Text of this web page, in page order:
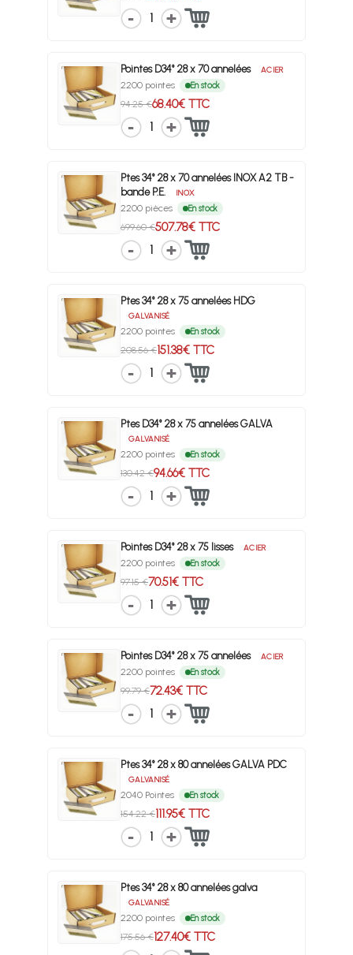
1
Pointes D34° 28 x 70 annelées ACIER
2200 pointes En stock
94.25 €68.40€ TTC
1
Ptes 34° 28 x 70 annelées INOX A2 TB -
bande P.E.
INOX
2200 pièces En stock
699.60 €507.78€ TTC
1
Ptes 34° 28 x 75 annelées HDG
GALVANISÉ
2200 pointes En stock
208.56 €151.38€ TTC
1
Ptes D34° 28 x 75 annelées GALVA
GALVANISÉ
2200 pointes En stock
130.42 €94.66€ TTC
1
Pointes D34° 28 x 75 lisses ACIER
2200 pointes En stock
97.15 €70.51€ TTC
1
Pointes D34° 28 x 75 annelées ACIER
2200 pointes En stock
99.79 €72.43€ TTC
1
Ptes 34° 28 x 80 annelées GALVA PDC
GALVANISÉ
2040 Pointes En stock
154.22 €111.95€ TTC
1
Ptes 34° 28 x 80 annelées galva
GALVANISÉ
2200 pointes En stock
175.56 €127.40€ TTC